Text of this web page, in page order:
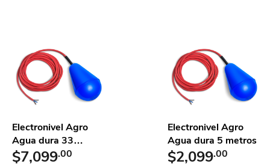
Electronivel Agro
Agua dura 33
metros
$7,099.00
Electronivel Agro
Agua dura 5 metros
$2,099.00